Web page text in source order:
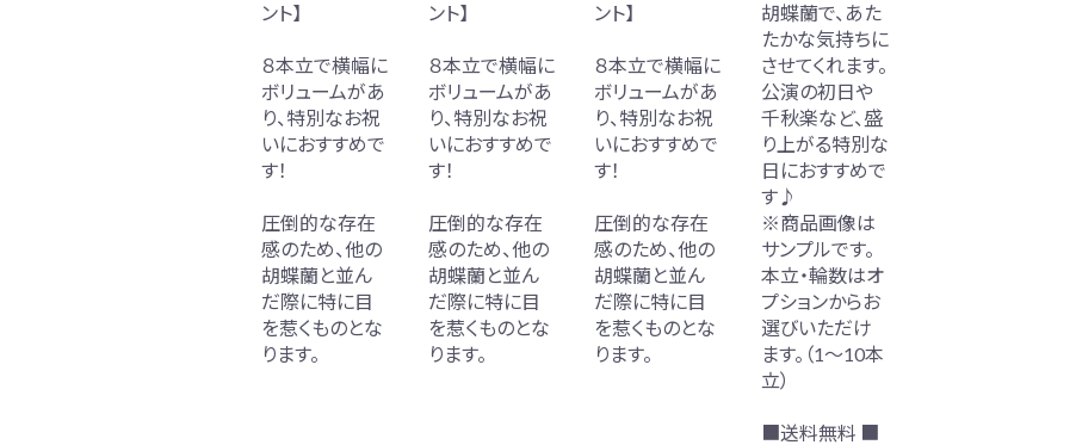
ント】
８本立で横幅に
ボリュームがあ
り、特別なお祝
いにおすすめで
す！
圧倒的な存在
感のため、他の
胡蝶蘭と並ん
だ際に特に目
を惹くものとな
ります。
ント】
８本立で横幅に
ボリュームがあ
り、特別なお祝
いにおすすめで
す！
圧倒的な存在
感のため、他の
胡蝶蘭と並ん
だ際に特に目
を惹くものとな
ります。
ント】
８本立で横幅に
ボリュームがあ
り、特別なお祝
いにおすすめで
す！
圧倒的な存在
感のため、他の
胡蝶蘭と並ん
だ際に特に目
を惹くものとな
ります。
胡蝶蘭で、あた
たかな気持ちに
させてくれます。
公演の初日や
千秋楽など、盛
り上がる特別な
日におすすめで
す♪
※商品画像は
サンプルです。
本立・輪数はオ
プションからお
選びいただけ
ます。（1～10本
立）
■送料無料 ■